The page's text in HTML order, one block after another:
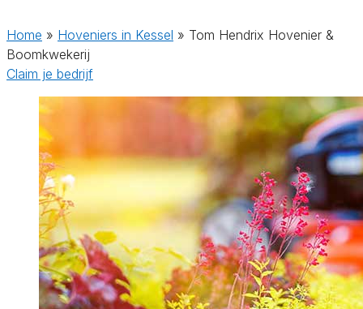
Home » Hoveniers in Kessel » Tom Hendrix Hovenier &
Boomkwekerij
Claim je bedrijf